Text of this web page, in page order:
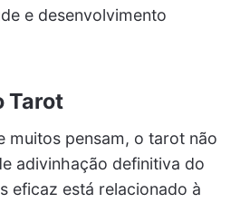
e desenvolvimento
Tarot
muitos pensam, o tarot não
adivinhação definitiva do
eficaz está relacionado à